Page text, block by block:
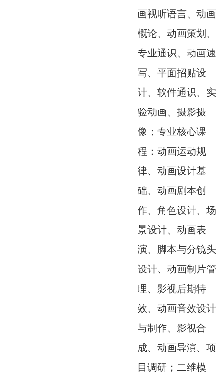
画视听语言、动画
概论、动画策划、
专业通识、动画速
写、平面招贴设
计、软件通识、实
验动画、摄影摄
像；专业核心课
程：动画运动规
律、动画设计基
础、动画剧本创
作、角色设计、场
景设计、动画表
演、脚本与分镜头
设计、动画制片管
理、影视后期特
效、动画音效设计
与制作、影视合
成、动画导演、项
目调研；二维模